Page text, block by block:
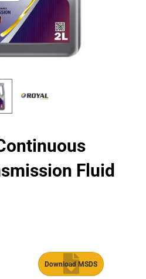
Fluid
Download MSDS